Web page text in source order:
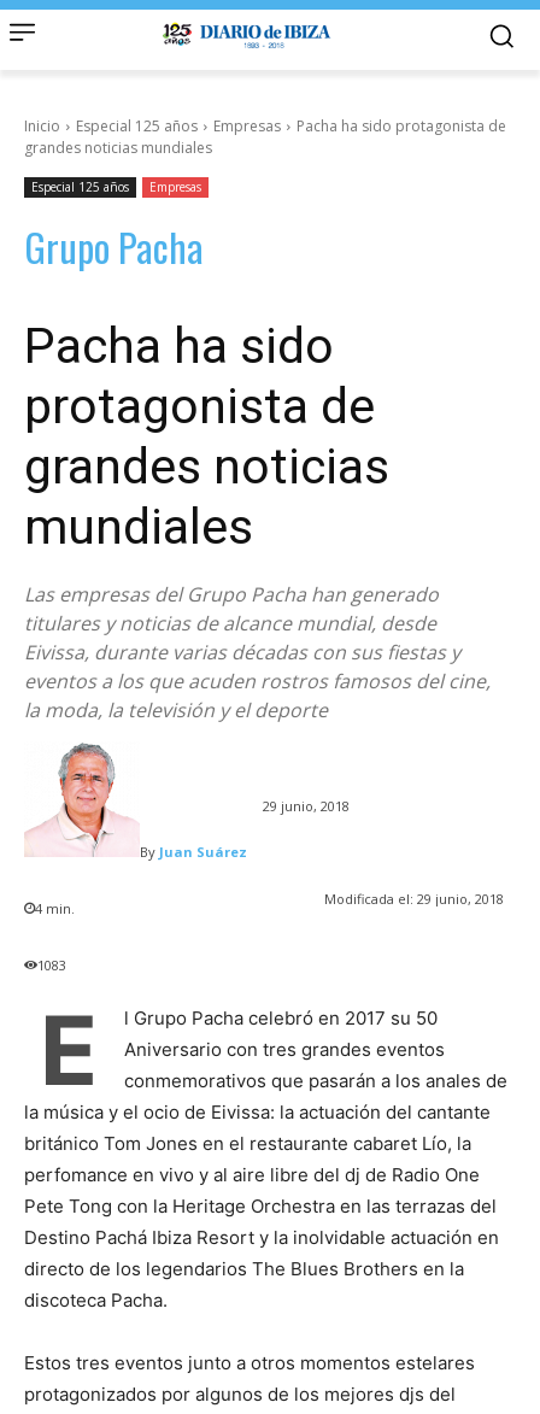
Inicio Especial 125 años Empresas
Pacha ha sido protagonista de
grandes noticias mundiales
Especial 125 años Empresas
Grupo Pacha
Pacha ha sido
protagonista de
grandes noticias
mundiales
Las empresas del Grupo Pacha han generado
titulares y noticias de alcance mundial, desde
Eivissa, durante varias décadas con sus fiestas y
eventos a los que acuden rostros famosos del cine,
la moda, la televisión y el deporte
By Juan Suárez
29 junio, 2018
Modificada el: 29 junio, 2018
4 min.
1083
E
l Grupo Pacha celebró en 2017 su 50
Aniversario con tres grandes eventos
conmemorativos que pasarán a los anales de
la música y el ocio de Eivissa: la actuación del cantante
británico Tom Jones en el restaurante cabaret Lío, la
perfomance en vivo y al aire libre del dj de Radio One
Pete Tong con la Heritage Orchestra en las terrazas del
Destino Pachá Ibiza Resort y la inolvidable actuación en
directo de los legendarios The Blues Brothers en la
discoteca Pacha.
Estos tres eventos junto a otros momentos estelares
protagonizados por algunos de los mejores djs del